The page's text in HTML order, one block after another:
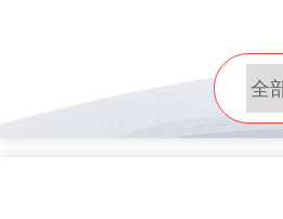
DSMall Pro功能
DSMall Pro支持商城
服务，短视频等功能。